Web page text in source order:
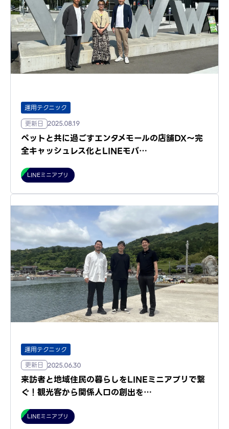
運用テクニック
更新日
2025.08.19
ペットと共に過ごすエンタメモールの店舗DX〜完
全キャッシュレス化とLINEモバ…
LINEミニアプリ
運用テクニック
更新日
2025.06.30
来訪者と地域住民の暮らしをLINEミニアプリで繋
ぐ！観光客から関係人口の創出を…
LINEミニアプリ